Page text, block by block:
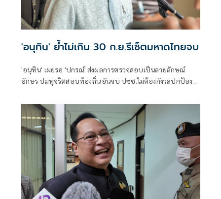
'อนุทิน' ย้ำไม่เกิน 30 ก.ย.รีเซ็ตมหาดไทยจบ
'อนุทิน' เผยรอ 'ปกรณ์' ส่งผลการตรวจสอบเป็นลายลักษณ์
อักษร ปมทุจริตสอบท้องถิ่น ยันจบ ปชช.ไม่ต้องกังวลปกป้อง
เต้นได้ ชี้รีเซ็ต มท.จบใน ก.ย.นี้